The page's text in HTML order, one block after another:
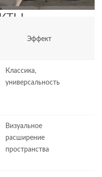
Эффект
Классика,
универсальность
Визуальное
расширение
пространства